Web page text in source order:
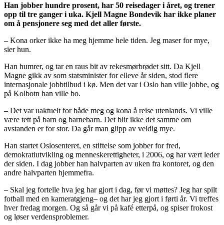
Han jobber hundre prosent, har 50 reisedager i året, og trener
opp til tre ganger i uka. Kjell Magne Bondevik har ikke planer
om å pensjonere seg med det aller første.
– Kona orker ikke ha meg hjemme hele tiden. Jeg maser for mye,
sier hun.
Han humrer, og tar en raus bit av rekesmørbrødet sitt. Da Kjell
Magne gikk av som statsminister for elleve år siden, stod flere
internasjonale jobbtilbud i kø. Men det var i Oslo han ville jobbe, og
på Kolbotn han ville bo.
– Det var uaktuelt for både meg og kona å reise utenlands. Vi ville
være tett på barn og barnebarn. Det blir ikke det samme om
avstanden er for stor. Da går man glipp av veldig mye.
Han startet Oslosenteret, en stiftelse som jobber for fred,
demokratiutvikling og menneskerettigheter, i 2006, og har vært leder
der siden. I dag jobber han halvparten av uken fra kontoret, og den
andre halvparten hjemmefra.
– Skal jeg fortelle hva jeg har gjort i dag, før vi møttes? Jeg har spilt
fotball med en kameratgjeng– og det har jeg gjort i førti år. Vi treffes
hver fredag morgen. Og så går vi på kafé etterpå, og spiser frokost
og løser verdensproblemer.